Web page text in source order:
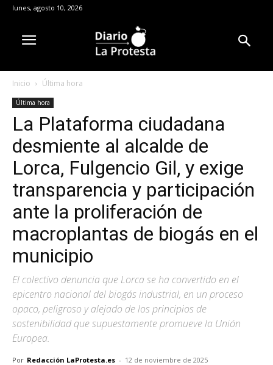
lunes, agosto 10, 2026
Inicio Última hora
Última hora
La Plataforma ciudadana
desmiente al alcalde de
Lorca, Fulgencio Gil, y exige
transparencia y participación
ante la proliferación de
macroplantas de biogás en el
municipio
El colectivo denuncia que Lorca se ha convertido en el
epicentro nacional del biogás industrial, en un proceso
opaco, peligroso y alejado de los principios de
sostenibilidad que supuestamente promueve la Unión
Europea.
Por Redacción LaProtesta.es - 12 de noviembre de 2025